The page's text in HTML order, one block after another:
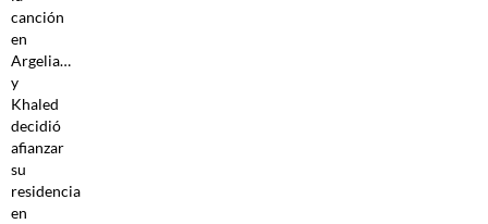
canción
en
Argelia…
y
Khaled
decidió
afianzar
su
residencia
en